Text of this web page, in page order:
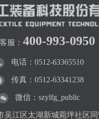
客服： 400-993-0950
电话：0512-63365510
传真：0512-63341238
微信：szylfg_public
吴江区太湖新城菀坪社区